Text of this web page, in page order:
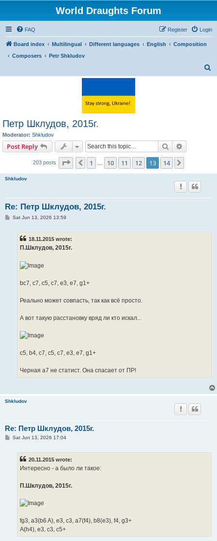
World Draughts Forum
FAQ Login
Register
Board index Multilingual Different languages English
Composition
Composers
Petr Shkludov
Петр Шклудов, 2015г.
Moderator: Shkludov
Post Reply Search
203 posts Page 13 of 14
Previous
1 … 10 11 12 13 14
Shkludov
Re: Петр Шклудов, 2015г.
PSat Jun 13, 2026 13:59
18.11.2015 wrote:
П.Шклудов, 2015г.
bc7, c7, c5, c7, e3, e7, g1+
Реально может совпасть, так как всё просто.
А вот такую расстановку вряд ли кто искал...
c5, b4, c7, c5, c7, e3, e7, g1+
Черная а7 не статист. Она спасает от ПР!
Shkludov
Re: Петр Шклудов, 2015г.
PSat Jun 13, 2026 17:04
20.11.2015 wrote:
Интересно - а было ли такое:
П.Шклудов, 2015г.
fg3, a3(b6 A), e3, c3, a7(f4), b8(e3), f4, g3+
A(h4), e3, c3, c5+